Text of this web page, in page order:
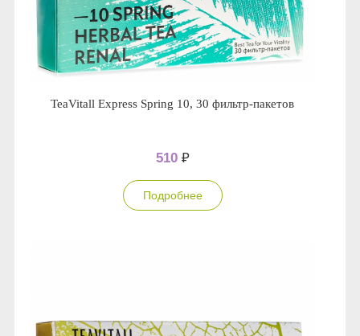
TeaVitall Express Spring 10, 30 фильтр-пакетов
510 ₽
Подробнее